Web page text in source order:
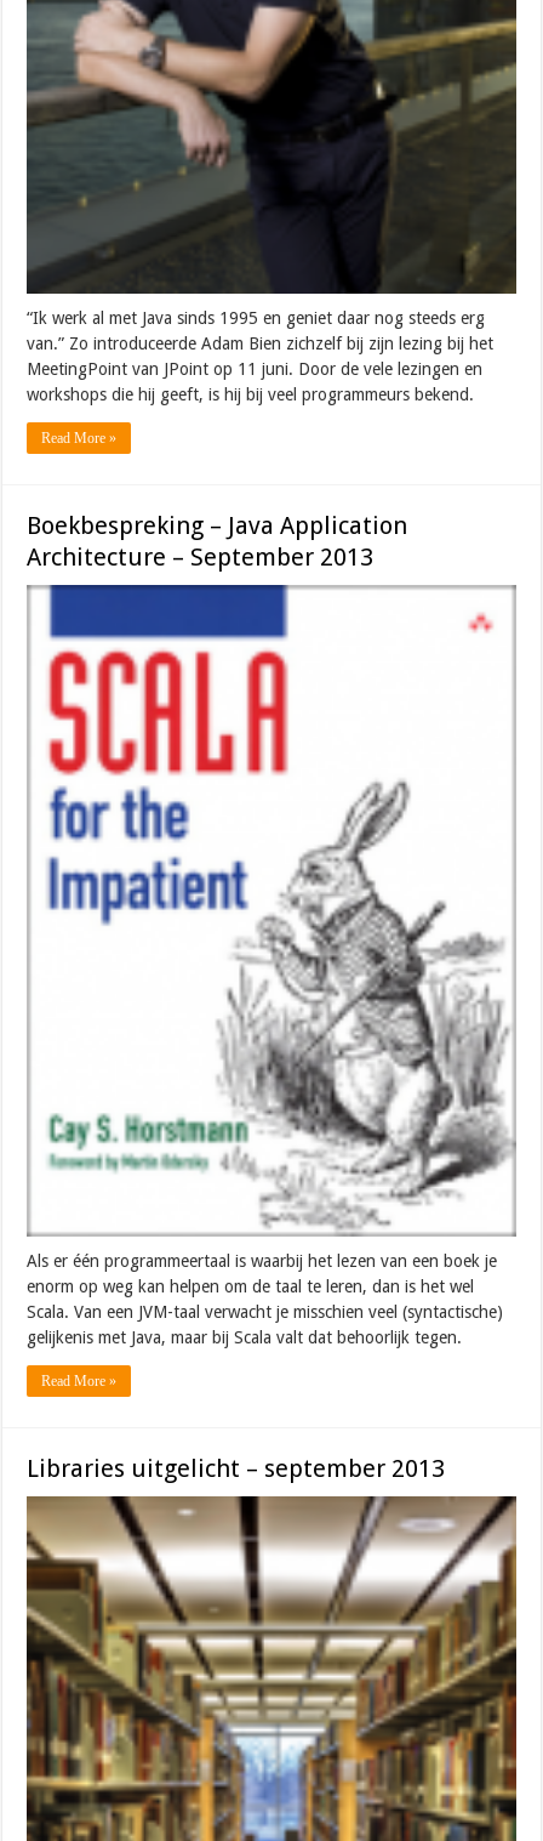
“Ik werk al met Java sinds 1995 en geniet daar nog steeds erg
van.” Zo introduceerde Adam Bien zichzelf bij zijn lezing bij het
MeetingPoint van JPoint op 11 juni. Door de vele lezingen en
workshops die hij geeft, is hij bij veel programmeurs bekend.
Read More »
Boekbespreking – Java Application
Architecture – September 2013
Als er één programmeertaal is waarbij het lezen van een boek je
enorm op weg kan helpen om de taal te leren, dan is het wel
Scala. Van een JVM-taal verwacht je misschien veel (syntactische)
gelijkenis met Java, maar bij Scala valt dat behoorlijk tegen.
Read More »
Libraries uitgelicht – september 2013